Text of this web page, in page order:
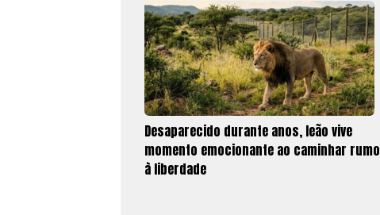
Desaparecido durante anos, leão vive
momento emocionante ao caminhar rumo
à liberdade